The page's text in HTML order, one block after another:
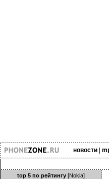
новости|
top 5 по рейтингу [Nokia]